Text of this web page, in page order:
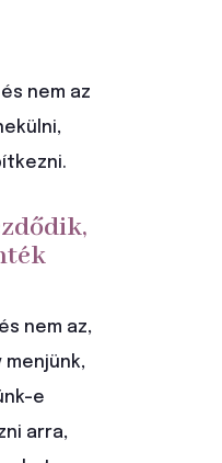
nem az
nem az,
menjünk,
e
arra,